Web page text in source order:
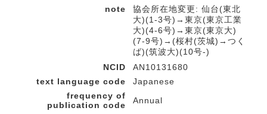
note
協会所在地変更: 仙台(東北
大)(1-3号)→東京(東京工業
大)(4-6号)→東京(東京大)
(7-9号)→(桜村(茨城)→つく
ば)(筑波大)(10号-)
NCID
AN10131680
text language code
Japanese
frequency of
publication code
Annual